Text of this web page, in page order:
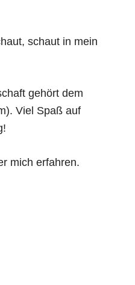
schaut in mein
gehört dem
Viel Spaß auf
mich erfahren.